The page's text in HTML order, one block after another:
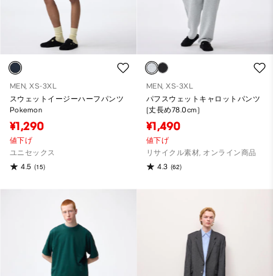
MEN, XS-3XL
スウェットイージーハーフパンツ
Pokemon
¥1,290
値下げ
ユニセックス
4.5 (15)
MEN, XS-3XL
パフスウェットキャロットパンツ
(丈長め78.0cm)
¥1,490
値下げ
リサイクル素材, オンライン商品
4.3 (62)